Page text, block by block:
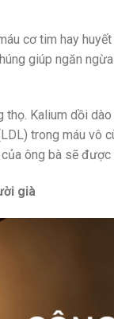
cơ tim hay
giúp ngăn
Kalium dồi
trong máu vô
ông bà sẽ được
già